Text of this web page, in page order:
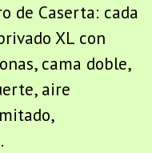
de Caserta: cada
XL con
cama doble,
aire